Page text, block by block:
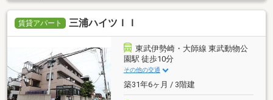
賃貸アパート 三浦ハイツＩＩ
東武伊勢崎・大師線 東武動物公
園駅 徒歩10分
その他の交通
築31年6ヶ月 / 3階建